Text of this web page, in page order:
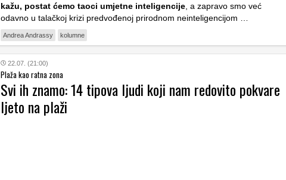
kažu, postat ćemo taoci umjetne inteligencije , a zapravo smo već
odavno u talačkoj krizi predvođenoj prirodnom neinteligencijom …
Andrea Andrassy kolumne
22.07. (21:00)
Plaža kao ratna zona
Svi ih znamo: 14 tipova ljudi koji nam redovito pokvare
ljeto na plaži